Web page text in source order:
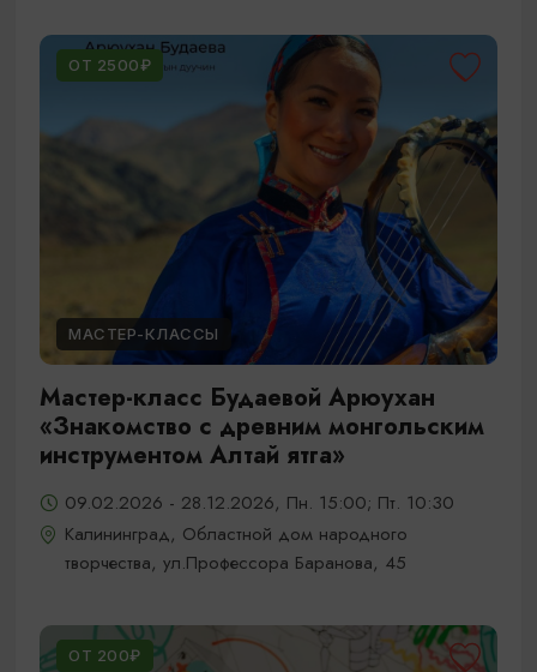
ОТ 2500₽
МАСТЕР-КЛАССЫ
Мастер-класс Будаевой Арюухан
«Знакомство с древним монгольским
инструментом Алтай ятга»
09.02.2026 - 28.12.2026, Пн. 15:00; Пт. 10:30
Калининград, Областной дом народного
творчества, ул.Профессора Баранова, 45
ОТ 200₽